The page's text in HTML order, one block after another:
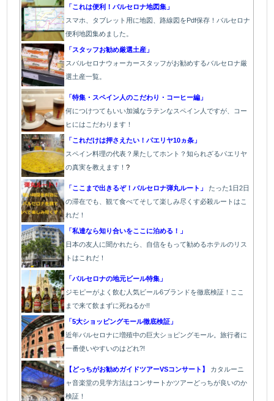
「これは便利！バルセロナ地図集」
スマホ、タブレット用に地図、路線図をPdf保存！バルセロナ
便利地図集めました。
「スタッフお勧め厳選土産」
スバルセロナウォーカースタッフがお勧めするバルセロナ厳
選土産一覧。
「特集・スペイン人のこだわり・コーヒー編」
何につけつてもいい加減なラテンなスペイン人ですが、コー
ヒにはこだわります ！
「これだけは押さえたい！パエリヤ10ヵ条」
スペイン料理の代表？果たしてホント？知られざるパエリヤ
の真実を教えます！?
「ここまで出きるぞ！バルセロナ弾丸ルート」 たった1 日2日
の滞在でも、観て食べてそして楽しみ尽くす必殺ルートはこ
れだ！
「私達なら知り合いをここに泊める！」
日本の友人に聞かれたら、自信をもって勧めるホテルのリス
トはこれだ！
「バルセロナの地元ビール特集」
ジモピーがよく飲む人気ビール6ブランドを徹底検証！ここ
まで来て飲まずに死ねるか!!
「5大ショッピングモール徹底検証」
近年バルセロナに増殖中の巨大ショピングモール。旅行者に
一番使いやすいのはどれ?!
【どっちがお勧めガイドツアーVSコンサート】 カタルーニ
ャ音楽堂の見学方法はコンサートかツアーどっちが良いのか
検証！